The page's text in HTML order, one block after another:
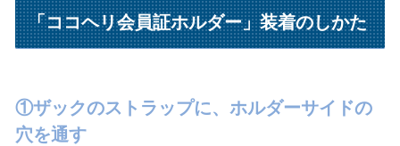
「ココヘリ会員証ホルダー」装着のしかた
①ザックのストラップに、ホルダーサイドの
穴を通す